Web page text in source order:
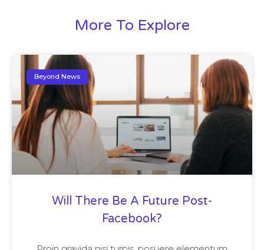
More To Explore
Beyond News
Will There Be A Future Post-
Facebook?